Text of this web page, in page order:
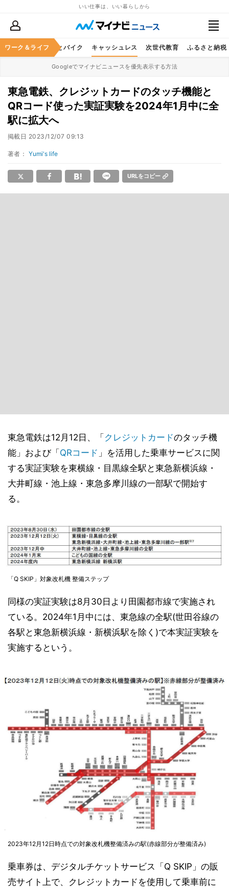
いい仕事は、いい暮らしから
ワーク＆ライフ
レジャー 車とバイク キャッシュレス 次世代教育 ふるさと納税
Googleでマイナビニュースを優先表示する方法
東急電鉄、クレジットカードのタッチ機能と
QRコード使った実証実験を2024年1月中に全
駅に拡大へ
掲載日 2023/12/07 09:13
著者： Yumi's life
URLをコピー
東急電鉄は12月12日、「 クレジットカードのタッチ機
能」および「 QRコード 」を活用した乗車サービスに関
する実証実験を東横線・目黒線全駅と東急新横浜線・
大井町線・池上線・東急多摩川線の一部駅で開始す
る。
「Q SKIP」対象改札機 整備ステップ
同様の実証実験は8月30日より田園都市線で実施され
ている。2024年1月中には、東急線の全駅(世田谷線の
各駅と東急新横浜線・新横浜駅を除く)で本実証実験を
実施するという。
2023年12月12日時点での対象改札機整備済みの駅(赤線部分が整備済み)
乗車券は、デジタルチケットサービス「Q SKIP」の販
売サイト上で、クレジットカードを使用して乗車前に